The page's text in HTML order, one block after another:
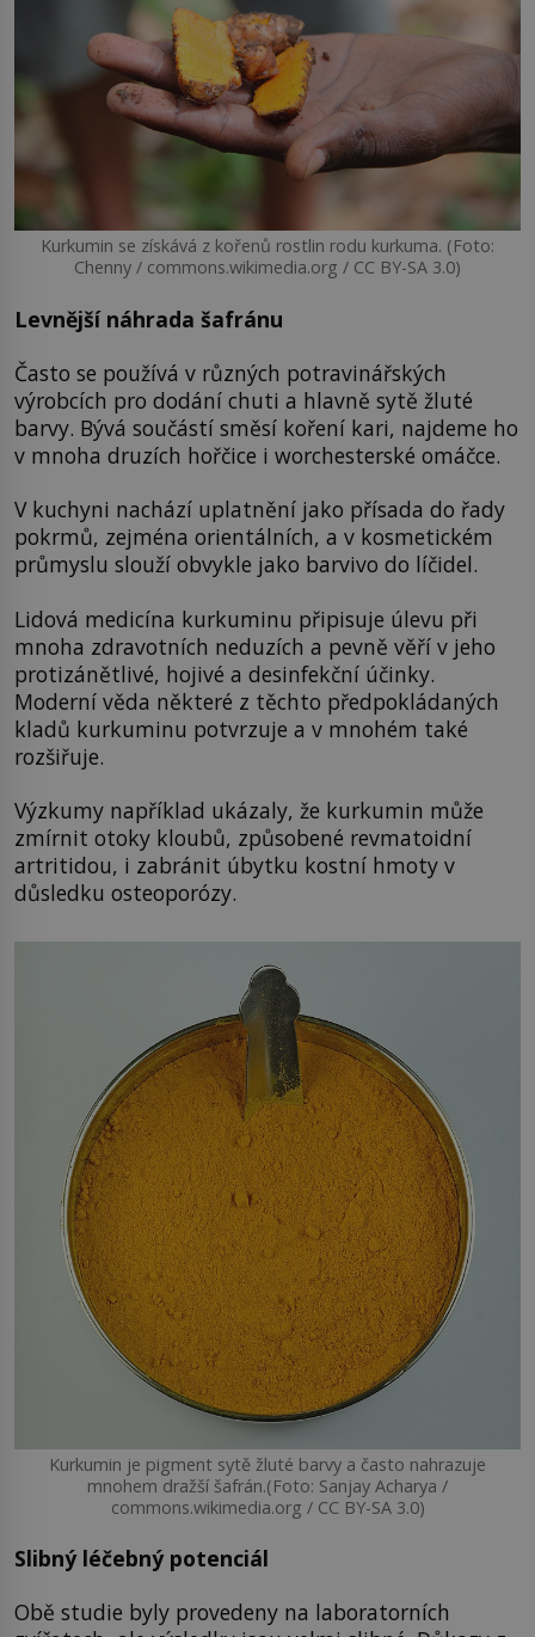
Kurkumin se získává z kořenů rostlin rodu kurkuma. (Foto:
Chenny / commons.wikimedia.org / CC BY-SA 3.0)
Levnější náhrada šafránu
Často se používá v různých potravinářských
výrobcích pro dodání chuti a hlavně sytě žluté
barvy. Bývá součástí směsí koření kari, najdeme ho
v mnoha druzích hořčice i worchesterské omáčce.
V kuchyni nachází uplatnění jako přísada do řady
pokrmů, zejména orientálních, a v kosmetickém
průmyslu slouží obvykle jako barvivo do líčidel.
Lidová medicína kurkuminu připisuje úlevu při
mnoha zdravotních neduzích a pevně věří v jeho
protizánětlivé, hojivé a desinfekční účinky.
Moderní věda některé z těchto předpokládaných
kladů kurkuminu potvrzuje a v mnohém také
rozšiřuje.
Výzkumy například ukázaly, že kurkumin může
zmírnit otoky kloubů, způsobené revmatoidní
artritidou, i zabránit úbytku kostní hmoty v
důsledku osteoporózy.
Kurkumin je pigment sytě žluté barvy a často nahrazuje
mnohem dražší šafrán.(Foto: Sanjay Acharya /
commons.wikimedia.org / CC BY-SA 3.0)
Slibný léčebný potenciál
Obě studie byly provedeny na laboratorních